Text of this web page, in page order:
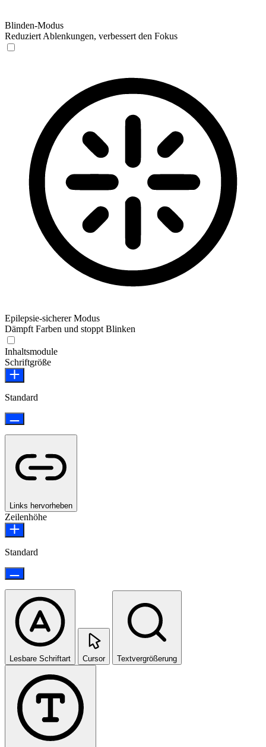
Blinden-Modus
Reduziert Ablenkungen, verbessert den Fokus
Epilepsie-sicherer Modus
Dämpft Farben und stoppt Blinken
Inhaltsmodule
Schriftgröße
Standard
Links hervorheben
Zeilenhöhe
Standard
Lesbare Schriftart Cursor Textvergrößerung